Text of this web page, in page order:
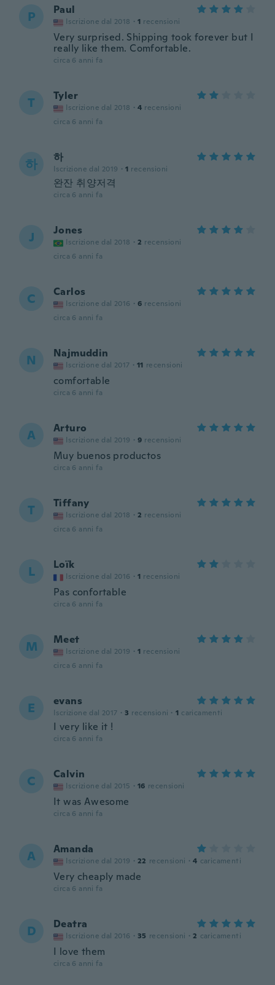
P Paul
Iscrizione dal 2018 · 1 recensioni
Very surprised. Shipping took forever but I
really like them. Comfortable.
circa 6 anni fa
T Tyler
Iscrizione dal 2018 · 4 recensioni
circa 6 anni fa
하 하
Iscrizione dal 2019 · 1 recensioni
완잔 취양저격
circa 6 anni fa
J Jones
Iscrizione dal 2018 · 2 recensioni
circa 6 anni fa
C Carlos
Iscrizione dal 2016 · 6 recensioni
circa 6 anni fa
N Najmuddin
Iscrizione dal 2017 · 11 recensioni
comfortable
circa 6 anni fa
A Arturo
Iscrizione dal 2019 · 9 recensioni
Muy buenos productos
circa 6 anni fa
T Tiffany
Iscrizione dal 2018 · 2 recensioni
circa 6 anni fa
L Loïk
Iscrizione dal 2016 · 1 recensioni
Pas confortable
circa 6 anni fa
M Meet
Iscrizione dal 2019 · 1 recensioni
circa 6 anni fa
E evans
Iscrizione dal 2017 · 3 recensioni · 1 caricamenti
I very like it !
circa 6 anni fa
C Calvin
Iscrizione dal 2015 · 16 recensioni
It was Awesome
circa 6 anni fa
A Amanda
Iscrizione dal 2019 · 22 recensioni · 4 caricamenti
Very cheaply made
circa 6 anni fa
D Deatra
Iscrizione dal 2016 · 35 recensioni · 2 caricamenti
I love them
circa 6 anni fa